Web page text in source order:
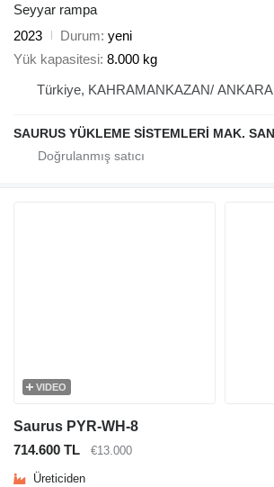
Seyyar rampa
2023
Durum yeni
Yük kapasitesi 8.000 kg
Türkiye, KAHRAMANKAZAN/ ANKARA
VIDEO
Saurus PYR-WH-8
714.600 TL
€13.000
Üreticiden